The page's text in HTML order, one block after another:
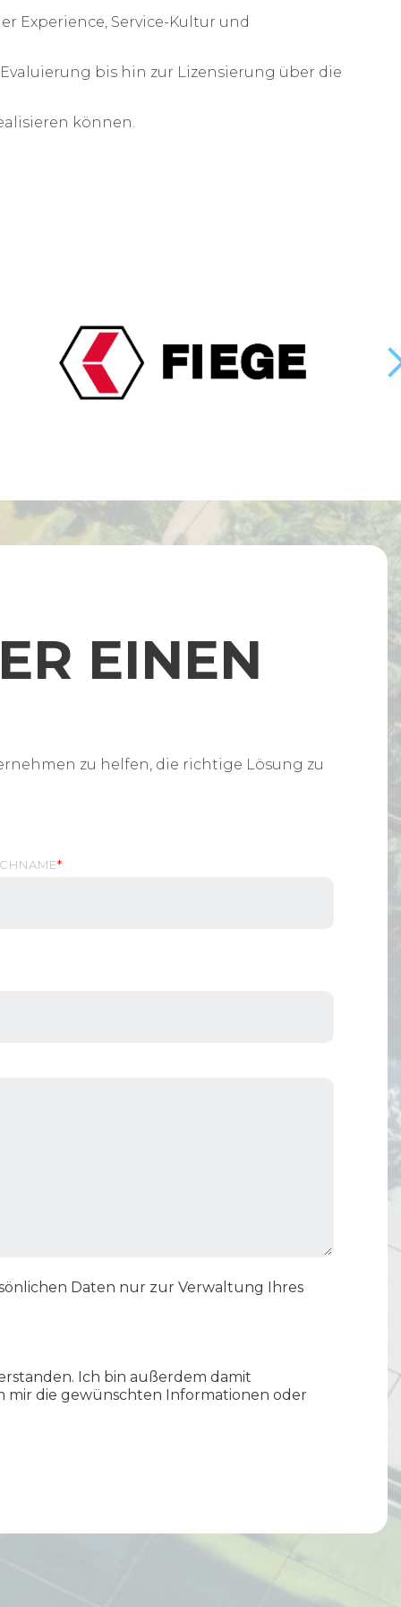
Experience, Service-Kultur und
bis hin zur Lizensierung über die
können.
EINEN
zu helfen, die richtige Lösung zu
*
Daten nur zur Verwaltung Ihres
Ich bin außerdem damit
mir die gewünschten Informationen oder